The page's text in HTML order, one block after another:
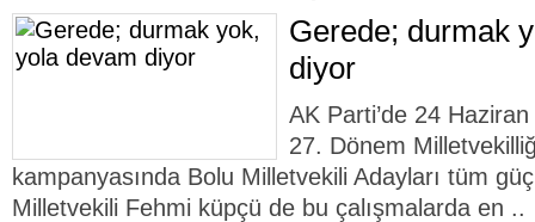
Gerede; durmak
diyor
AK Parti’de 24
27. Dönem
kampanyasında Bolu Milletvekili Adayları tüm
Milletvekili Fehmi küpçü de bu çalışmalarda en ..